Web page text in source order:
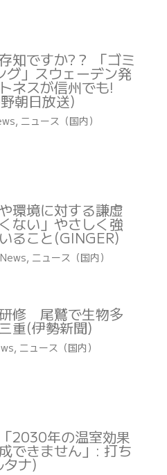
知ですか?？ 「ゴミ
グ」スウェーデン発
ネスが信州でも!
朝日放送)
, ニュース（国内）
環境に対する謙虚
ない」やさしく強
ること(GINGER)
, ニュース（国内）
修 尾鷲で生物多
重(伊勢新聞)
, ニュース（国内）
2030年の温室効果
できません」: 打ち
ナ)